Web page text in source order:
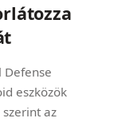
Defense
eszközök
az